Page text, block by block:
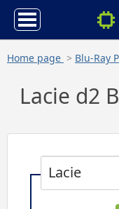
Home page > Blu-Ray
Lacie d2
Lacie